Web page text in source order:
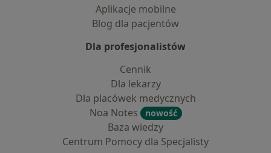
Aplikacje mobilne
Blog dla pacjentów
Dla profesjonalistów
Cennik
Dla lekarzy
Dla placówek medycznych
Noa Notes
nowość
Baza wiedzy
Centrum Pomocy dla Specjalisty